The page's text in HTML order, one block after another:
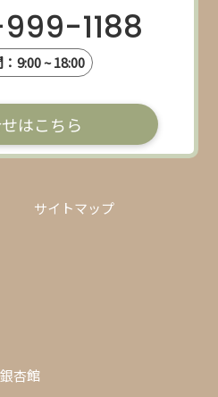
1188
9:00 ~ 18:00
はこちら
杏館
サイトマップ